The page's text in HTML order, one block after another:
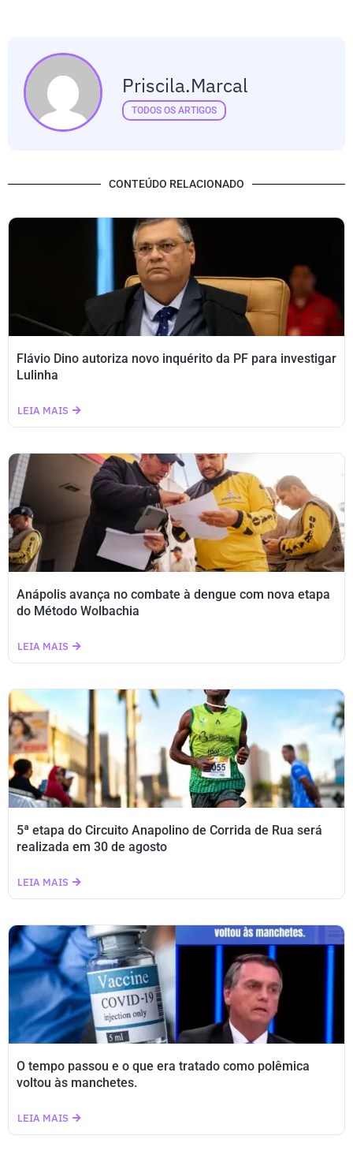
Priscila.marcal
TODOS OS ARTIGOS
CONTEÚDO RELACIONADO
Flávio Dino autoriza novo inquérito da PF para investigar
Lulinha
LEIA MAIS
Anápolis avança no combate à dengue com nova etapa
do Método Wolbachia
LEIA MAIS
5ª etapa do Circuito Anapolino de Corrida de Rua será
realizada em 30 de agosto
LEIA MAIS
O tempo passou e o que era tratado como polêmica
voltou às manchetes.
LEIA MAIS